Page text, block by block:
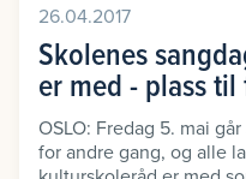
26.04.2017
Skolenes
er med - plass
OSLO: Fredag 5. mai
for andre gang, og alle